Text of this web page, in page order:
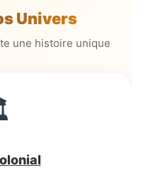
Univers
une histoire unique